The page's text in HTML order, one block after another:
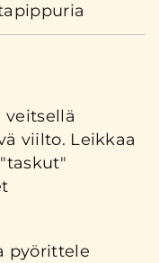
veitsellä
viilto. Leikkaa
pyörittele